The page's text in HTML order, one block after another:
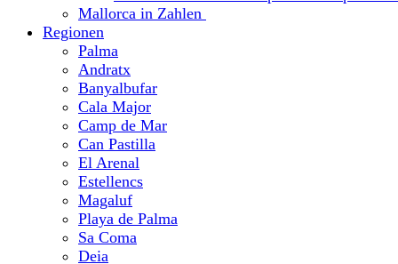
Mallorca in Zahlen
Regionen
Palma
Andratx
Banyalbufar
Cala Major
Camp de Mar
Can Pastilla
El Arenal
Estellencs
Magaluf
Playa de Palma
Sa Coma
Deia